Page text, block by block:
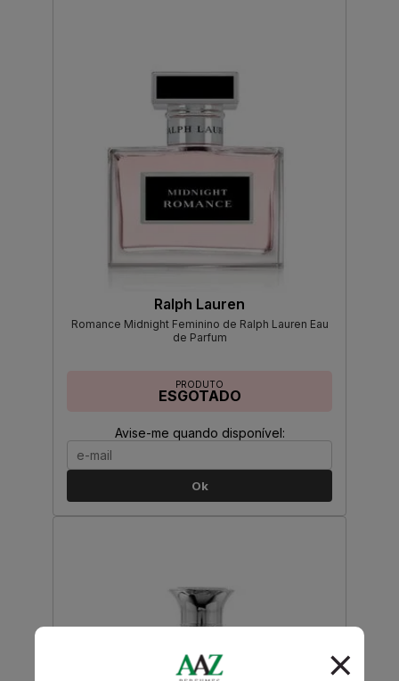
Ralph Lauren
Romance Midnight Feminino de Ralph Lauren Eau
de Parfum
PRODUTO
ESGOTADO
Avise-me quando disponível:
Ok